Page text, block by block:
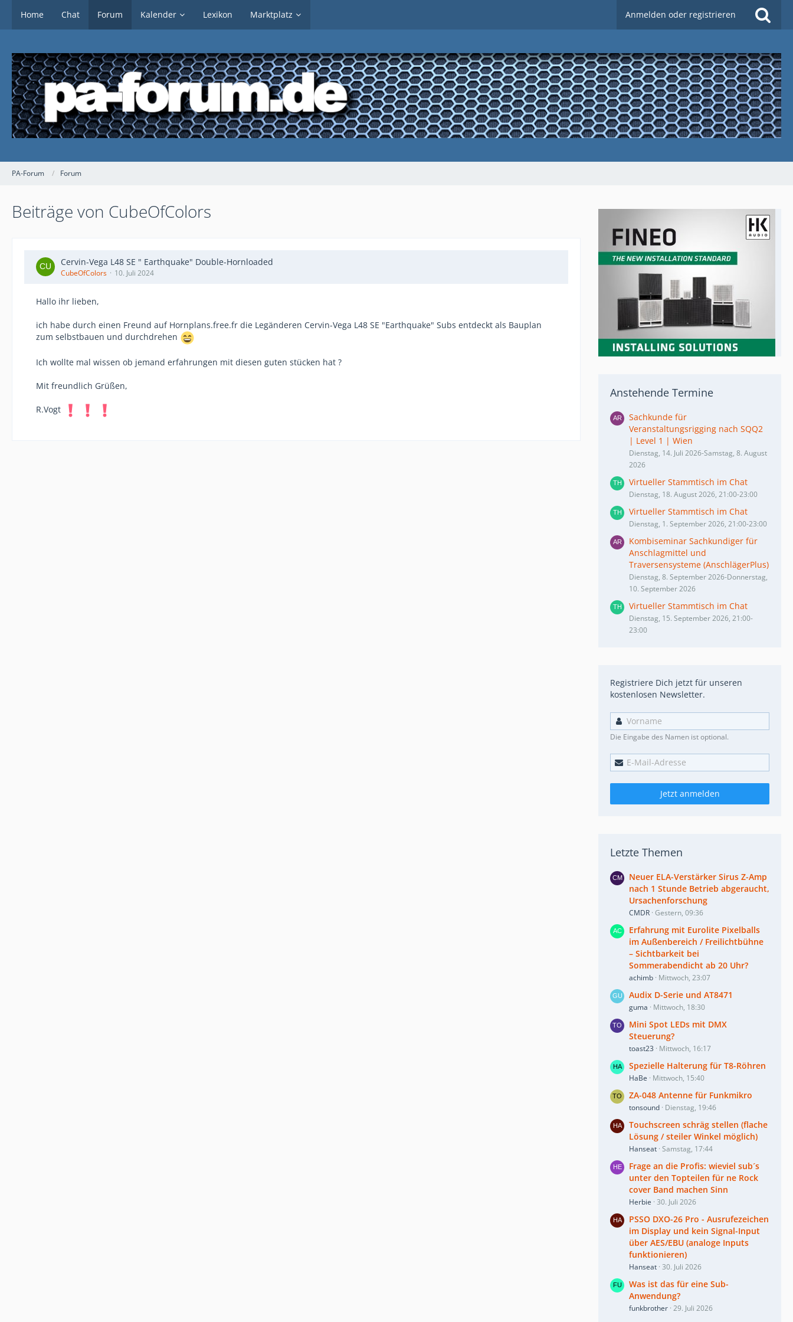
Home Chat Forum Kalender Lexikon Marktplatz Anmelden oder registrieren
PA-Forum Forum
Beiträge von CubeOfColors
Cervin-Vega L48 SE " Earthquake" Double-Hornloaded
CubeOfColors 10. Juli 2024
Hallo ihr lieben,
ich habe durch einen Freund auf Hornplans.free.fr die Legänderen Cervin-Vega L48 SE "Earthquake" Subs entdeckt als Bauplan
zum selbstbauen und durchdrehen
Ich wollte mal wissen ob jemand erfahrungen mit diesen guten stücken hat ?
Mit freundlich Grüßen,
R.Vogt
Anstehende Termine
Sachkunde für
Veranstaltungsrigging nach SQQ2
| Level 1 | Wien
Dienstag, 14. Juli 2026-Samstag, 8. August
2026
Virtueller Stammtisch im Chat
Dienstag, 18. August 2026, 21:00-23:00
Virtueller Stammtisch im Chat
Dienstag, 1. September 2026, 21:00-23:00
Kombiseminar Sachkundiger für
Anschlagmittel und
Traversensysteme (AnschlägerPlus)
Dienstag, 8. September 2026-Donnerstag,
10. September 2026
Virtueller Stammtisch im Chat
Dienstag, 15. September 2026, 21:00-
23:00
Registriere Dich jetzt für unseren
kostenlosen Newsletter.
Die Eingabe des Namen ist optional.
Jetzt anmelden
Letzte Themen
Neuer ELA-Verstärker Sirus Z-Amp
nach 1 Stunde Betrieb abgeraucht,
Ursachenforschung
CMDR Gestern, 09:36
Erfahrung mit Eurolite Pixelballs
im Außenbereich / Freilichtbühne
– Sichtbarkeit bei
Sommerabendicht ab 20 Uhr?
achimb Mittwoch, 23:07
Audix D-Serie und AT8471
guma Mittwoch, 18:30
Mini Spot LEDs mit DMX
Steuerung?
toast23 Mittwoch, 16:17
Spezielle Halterung für T8-Röhren
HaBe Mittwoch, 15:40
ZA-048 Antenne für Funkmikro
tonsound Dienstag, 19:46
Touchscreen schräg stellen (flache
Lösung / steiler Winkel möglich)
Hanseat Samstag, 17:44
Frage an die Profis: wieviel sub´s
unter den Topteilen für ne Rock
cover Band machen Sinn
Herbie 30. Juli 2026
PSSO DXO-26 Pro - Ausrufezeichen
im Display und kein Signal-Input
über AES/EBU (analoge Inputs
funktionieren)
Hanseat 30. Juli 2026
Was ist das für eine Sub-
Anwendung?
funkbrother 29. Juli 2026